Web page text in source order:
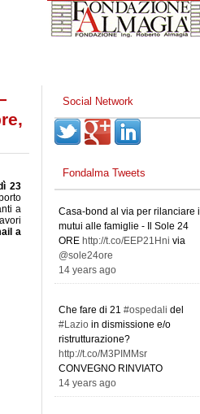
23
a
a
Social Network
Fondalma Tweets
Casa-bond al via per rilanciare i
mutui alle famiglie - Il Sole 24
ORE http://t.co/EEP21Hni via
@sole24ore
14 years ago
Che fare di 21 #ospedali del
#Lazio in dismissione e/o
ristrutturazione?
http://t.co/M3PIMMsr
CONVEGNO RINVIATO
14 years ago